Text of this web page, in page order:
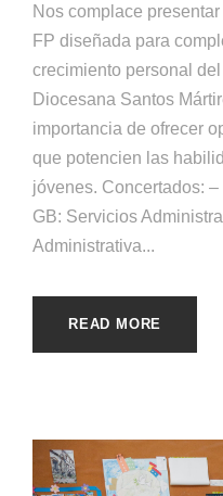
Nos complace
FP diseñada para
crecimiento personal
Diocesana Santos
importancia de ofrecer
que potencien las
jóvenes. Concertados:
GB: Servicios
Administrativa...
READ MORE